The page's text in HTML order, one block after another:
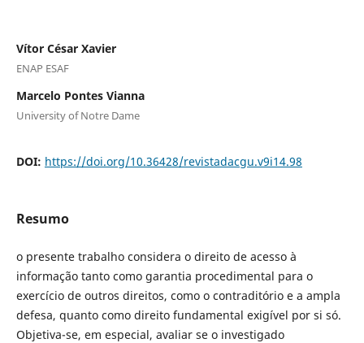
Vítor César Xavier
ENAP ESAF
Marcelo Pontes Vianna
University of Notre Dame
DOI: https://doi.org/10.36428/revistadacgu.v9i14.98
Resumo
o presente trabalho considera o direito de acesso à
informação tanto como garantia procedimental para o
exercício de outros direitos, como o contraditório e a ampla
defesa, quanto como direito fundamental exigível por si só.
Objetiva-se, em especial, avaliar se o investigado